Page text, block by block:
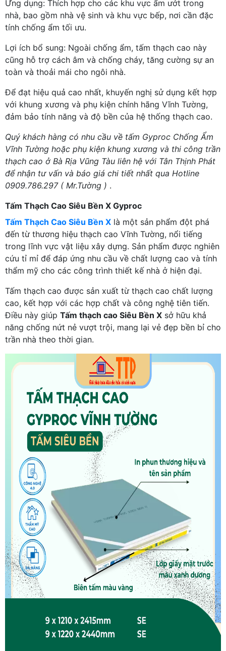
Ứng dụng: Thích hợp cho các khu vực ẩm ướt trong
nhà, bao gồm nhà vệ sinh và khu vực bếp, nơi cần đặc
tính chống ẩm tối ưu.
Lợi ích bổ sung: Ngoài chống ẩm, tấm thạch cao này
cũng hỗ trợ cách âm và chống cháy, tăng cường sự an
toàn và thoải mái cho ngôi nhà.
Để đạt hiệu quả cao nhất, khuyến nghị sử dụng kết hợp
với khung xương và phụ kiện chính hãng Vĩnh Tường,
đảm bảo tính năng và độ bền của hệ thống thạch cao.
Quý khách hàng có nhu cầu về tấm Gyproc Chống Ẩm
Vĩnh Tường hoặc phụ kiện khung xương và thi công trần
thạch cao ở Bà Rịa Vũng Tàu liên hệ với Tân Thịnh Phát
để nhận tư vấn và báo giá chi tiết nhất qua Hotline
0909.786.297 ( Mr.Tường ) .
Tấm Thạch Cao Siêu Bền X Gyproc
Tấm Thạch Cao Siêu Bền X là một sản phẩm đột phá
đến từ thương hiệu thạch cao Vĩnh Tường, nổi tiếng
trong lĩnh vực vật liệu xây dựng. Sản phẩm được nghiên
cứu tỉ mỉ để đáp ứng nhu cầu về chất lượng cao và tính
thẩm mỹ cho các công trình thiết kế nhà ở hiện đại.
Tấm thạch cao được sản xuất từ thạch cao chất lượng
cao, kết hợp với các hợp chất và công nghệ tiên tiến.
Điều này giúp Tấm thạch cao Siêu Bền X sở hữu khả
năng chống nứt nẻ vượt trội, mang lại vẻ đẹp bền bỉ cho
trần nhà theo thời gian.